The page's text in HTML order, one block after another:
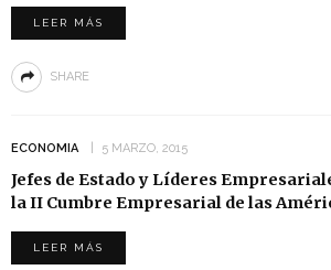
LEER MÁS
SHARE
ECONOMIA 5 MARZO, 2015
Jefes de Estado y Líderes
la II Cumbre Empresarial de las
LEER MÁS